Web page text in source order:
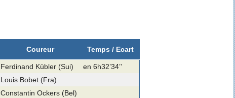
Coureur Temps / Ecart
Ferdinand Kübler (Sui)
en 6h32’34’’
Louis Bobet (Fra)
Constantin Ockers (Bel)